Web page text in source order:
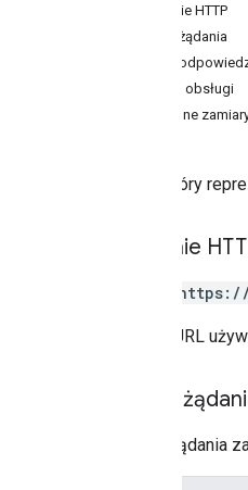
Żądanie HTTP
Treść żądania
Treść
Moduł obsługi
Podobne
RPC, który
Żądanie
POST
Adres URL
Treść
Treść żądania